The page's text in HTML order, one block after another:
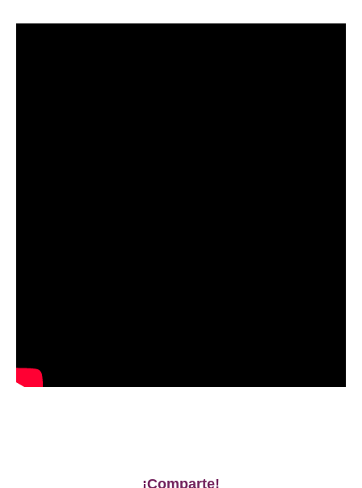
¡Comparte!